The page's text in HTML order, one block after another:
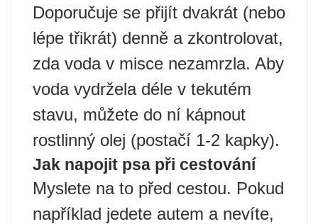
Doporučuje se přijít dvakrát (nebo
lépe třikrát) denně a zkontrolovat,
zda voda v misce nezamrzla. Aby
voda vydržela déle v tekutém
stavu, můžete do ní kápnout
rostlinný olej (postačí 1-2 kapky).
Jak napojit psa při cestování
Myslete na to před cestou. Pokud
například jedete autem a nevíte,